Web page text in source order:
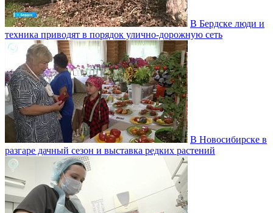
В Бердске люди и
техника приводят в порядок улично‑дорожную сеть
В Новосибирске в
разгаре дачный сезон и выставка редких растений